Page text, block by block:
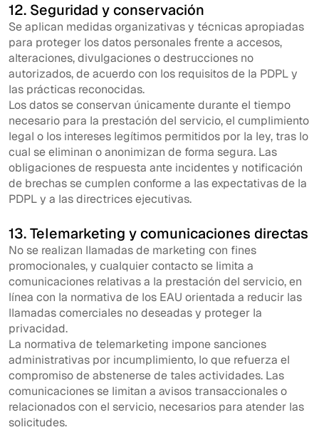
12. Seguridad y conservación
Se aplican medidas organizativas y técnicas apropiadas
para proteger los datos personales frente a accesos,
alteraciones, divulgaciones o destrucciones no
autorizados, de acuerdo con los requisitos de la PDPL y
las prácticas reconocidas.
Los datos se conservan únicamente durante el tiempo
necesario para la prestación del servicio, el cumplimiento
legal o los intereses legítimos permitidos por la ley, tras lo
cual se eliminan o anonimizan de forma segura. Las
obligaciones de respuesta ante incidentes y notificación
de brechas se cumplen conforme a las expectativas de la
PDPL y a las directrices ejecutivas.
13. Telemarketing y comunicaciones directas
No se realizan llamadas de marketing con fines
promocionales, y cualquier contacto se limita a
comunicaciones relativas a la prestación del servicio, en
línea con la normativa de los EAU orientada a reducir las
llamadas comerciales no deseadas y proteger la
privacidad.
La normativa de telemarketing impone sanciones
administrativas por incumplimiento, lo que refuerza el
compromiso de abstenerse de tales actividades. Las
comunicaciones se limitan a avisos transaccionales o
relacionados con el servicio, necesarios para atender las
solicitudes.